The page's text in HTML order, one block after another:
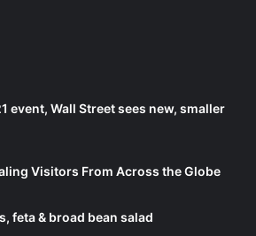
event, Wall Street sees new, smaller
Visitors From Across the Globe
feta & broad bean salad